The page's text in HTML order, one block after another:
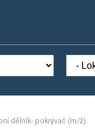
dělník- pokrývač (m/ž)